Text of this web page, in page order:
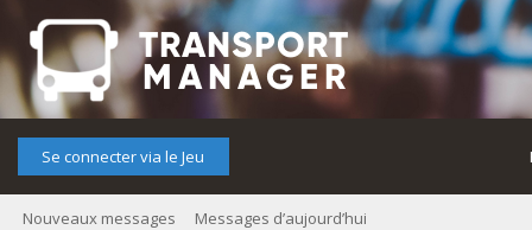
Se connecter via le Jeu
Nouveaux messages Messages d’aujourd’hui